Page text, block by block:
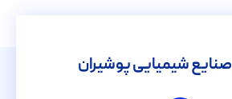
صنایع شیمیایی پوشیران